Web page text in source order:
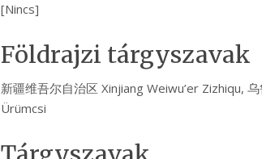
[Nincs]
Földrajzi tárgyszavak
新疆维吾尔自治区 Xinjiang Weiwu’er Zizhiqu,
Ürümcsi